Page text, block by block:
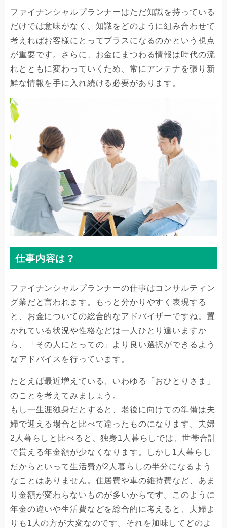
ファイナンシャルプランナーはただ知識を持っている
だけでは意味がなく、知識をどのように組み合わせて
考えればお客様にとってプラスになるのかという視点
が重要です。さらに、お金にまつわる情報は時代の流
れとともに変わっていくため、常にアンテナを張り新
鮮な情報を手に入れ続ける必要があります。
仕事内容は？
ファイナンシャルプランナーの仕事はコンサルティン
グ業だと言われます。もっと分かりやすく表現する
と、お金についての総合的なアドバイザーですね。置
かれている状況や性格などは一人ひとり違いますか
ら、「その人にとっての」より良い選択ができるよう
なアドバイスを行っています。
たとえば最近増えている、いわゆる「おひとりさま」
のことを考えてみましょう。
もし一生涯独身だとすると、老後に向けての準備は夫
婦で迎える場合と比べて違ったものになります。夫婦
2人暮らしと比べると、独身1人暮らしでは、世帯合計
で貰える年金額が少なくなります。しかし1人暮らし
だからといって生活費が2人暮らしの半分になるよう
なことはありません。住居費や車の維持費など、あま
り金額が変わらないものが多いからです。このように
年金の違いや生活費などを総合的に考えると、夫婦よ
りも1人の方が大変なのです。それを加味してどのよ